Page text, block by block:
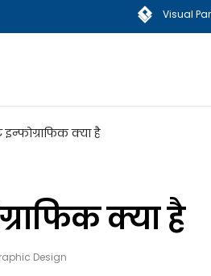
Visual
क्या है
क्या है
Design